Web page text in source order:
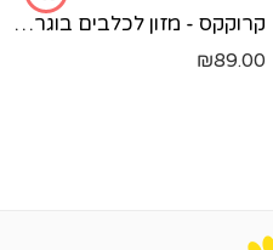
קרוקקס - מזון לכלבים בוגרים - כבש 2 קילו
₪89.00